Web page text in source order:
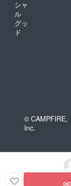
シャ
ル
グッ
ド
© CAMPFIRE,
Inc.